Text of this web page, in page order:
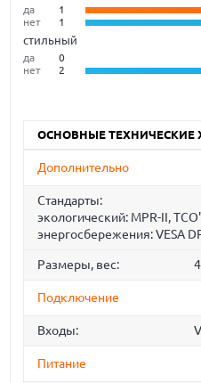
да
1
нет
1
стильный
да
0
нет
2
ОСНОВНЫЕ ТЕХНИЧЕСКИЕ
Дополнительно
Стандарты:
экологический: MPR-II,
энергосбережения: VESA
Размеры, вес:
Подключение
Входы:
Питание